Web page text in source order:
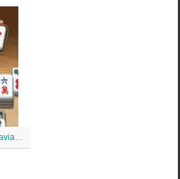
Mahjong at Home – Scandinavian Mahjong